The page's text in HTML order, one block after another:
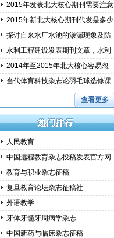
2015年发表北大核心期刊需要注意
事项2015年新北大核心期刊代发是多少
钱?探讨自来水厂水池的渗漏现象及防
范措水利工程建设发表期刊文章，水利
建设2014年至2015年北大核心容易忽
略的问
当代体育科技杂志论羽毛球选修课
查看更多
人民教育
中国远程教育杂志投稿发表官方网
教育与职业杂志征稿
复旦教育论坛杂志征稿社
外语教学
牙体牙髓牙周病学杂志
中国新药与临床杂志征稿